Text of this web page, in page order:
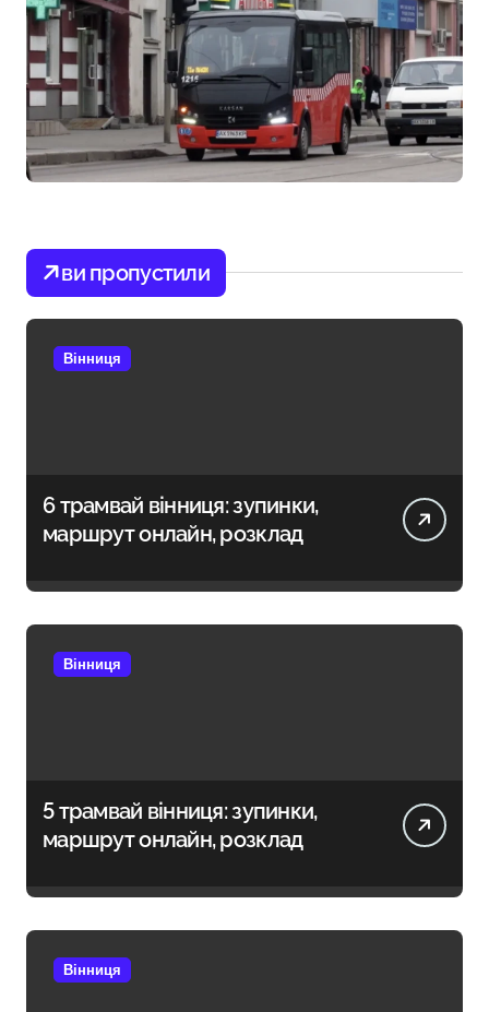
ви пропустили
Вінниця
6 трамвай вінниця: зупинки,
маршрут онлайн, розклад
Вінниця
5 трамвай вінниця: зупинки,
маршрут онлайн, розклад
Вінниця